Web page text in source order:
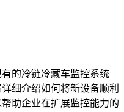
的冷链冷藏车监控系统
细介绍如何将新设备顺利
助企业在扩展监控能力的